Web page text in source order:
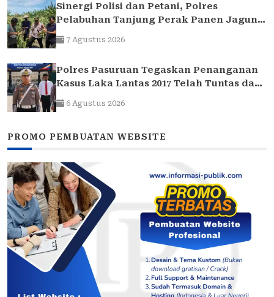
Sinergi Polisi dan Petani, Polres
Pelabuhan Tanjung Perak Panen Jagung
Pulut Ketan Ungu
7 Agustus 2026
Polres Pasuruan Tegaskan Penanganan
Kasus Laka Lantas 2017 Telah Tuntas dan
Berkekuatan Hukum Tetap
6 Agustus 2026
PROMO PEMBUATAN WEBSITE